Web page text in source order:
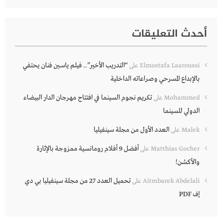
أحدث التعليقات
Elmostafa Laaroussi على“التدريب الأخير”.. فيلم ياسين فنان يحتفي
بالإبداع المسرحي وصراعاته الداخلية
Mohammed علىتكريم نجوم السينما في افتتاح مهرجان الدار البيضاء
الدولي للسينما
Malek علىالعدد الأول من مجلة سينفيليا
Matthias Gocher على
أفضل 9 أفلام رومانسية ممزوجة بالإثارة
والأكشن!
Aitmbarek Abdelali على
تحميل العدد 27 من مجلة سينفيليا بي دي
إف PDF